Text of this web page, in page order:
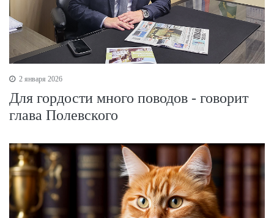
2 января 2026
Для гордости много поводов - говорит
глава Полевского